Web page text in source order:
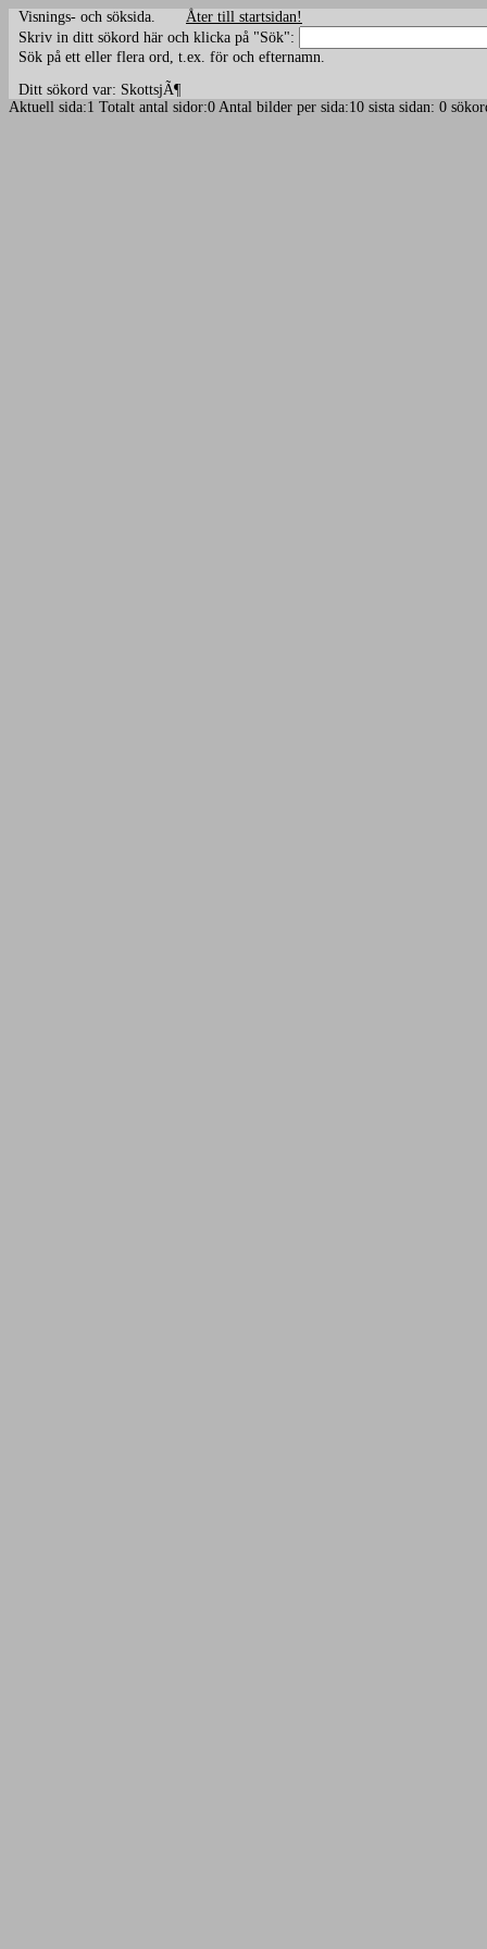
Visnings- och söksida. Åter till startsidan!
Skriv in ditt sökord här och klicka på "Sök":
Sök på ett eller flera ord, t.ex. för och efternamn.
Ditt sökord var: SkottsjÃ¶
Aktuell sida:1 Totalt antal sidor:0 Antal bilder per sida:10 sista sidan: 0